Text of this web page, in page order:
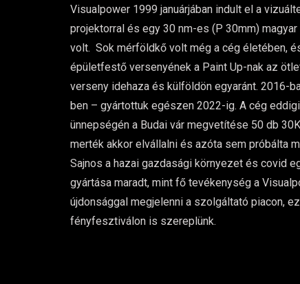
Visualpower 1999 januárjában indult el a
projektorral és egy 30 nm-es (P 30mm)
volt. Sok mérföldkő volt még a cég életében,
épületfestő versenyének a Paint Up-nak az
verseny idehaza és külföldön egyaránt. 2016-
ben – gyártottuk egészen 2022-ig. A cég
ünnepségén a Budai vár megvetítése 50 db
merték akkor elvállalni és azóta sem próbálta
Sajnos a hazai gazdasági környezet és covid
gyártása maradt, mint fő tevékenység a
újdonsággal megjelenni a szolgáltató piacon,
fényfesztiválon is szereplünk.